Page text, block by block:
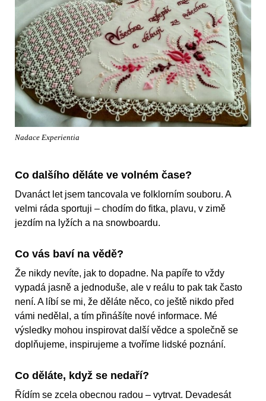
Nadace Experientia
Co dalšího děláte ve volném čase?
Dvanáct let jsem tancovala ve folklorním souboru. A
velmi ráda sportuji – chodím do fitka, plavu, v zimě
jezdím na lyžích a na snowboardu.
Co vás baví na vědě?
Že nikdy nevíte, jak to dopadne. Na papíře to vždy
vypadá jasně a jednoduše, ale v reálu to pak tak často
není. A líbí se mi, že děláte něco, co ještě nikdo před
vámi nedělal, a tím přinášíte nové informace. Mé
výsledky mohou inspirovat další vědce a společně se
doplňujeme, inspirujeme a tvoříme lidské poznání.
Co děláte, když se nedaří?
Řídím se zcela obecnou radou – vytrvat. Devadesát